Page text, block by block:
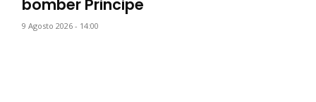
bomber Principe
9 Agosto 2026 - 14:00